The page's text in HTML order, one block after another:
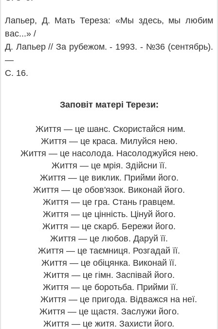
Лапьер, Д. Мать Тереза: «Мы здесь, мы любим
вас...» /
Д. Лапьер // За рубежом. - 1993. - №36 (сентябрь).
—
С. 16.
Заповіт матері Терези:
Життя — це шанс. Скористайся ним.
Життя — це краса. Милуйся нею.
Життя — це насолода. Насолоджуйся нею.
Життя — це мрія. Здійсни її.
Життя — це виклик. Прийми його.
Життя — це обов'язок. Виконай його.
Життя — це гра. Стань гравцем.
Життя — це цінність. Цінуй його.
Життя — це скарб. Бережи його.
Життя — це любов. Даруй її.
Життя — це таємниця. Розгадай її.
Життя — це обіцянка. Виконай її.
Життя — це гімн. Заспівай його.
Життя — це боротьба. Прийми її.
Життя — це пригода. Відважся на неї.
Життя — це щастя. Заслужи його.
Життя — це житя. Захисти його.